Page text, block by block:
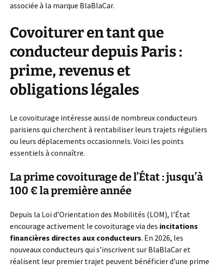
associée à la marque BlaBlaCar.
Covoiturer en tant que
conducteur depuis Paris :
prime, revenus et
obligations légales
Le covoiturage intéresse aussi de nombreux conducteurs
parisiens qui cherchent à rentabiliser leurs trajets réguliers
ou leurs déplacements occasionnels. Voici les points
essentiels à connaître.
La prime covoiturage de l’État : jusqu’à
100 € la première année
Depuis la Loi d’Orientation des Mobilités (LOM), l’État
encourage activement le covoiturage via des incitations
financières directes aux conducteurs. En 2026, les
nouveaux conducteurs qui s’inscrivent sur BlaBlaCar et
réalisent leur premier trajet peuvent bénéficier d’une prime